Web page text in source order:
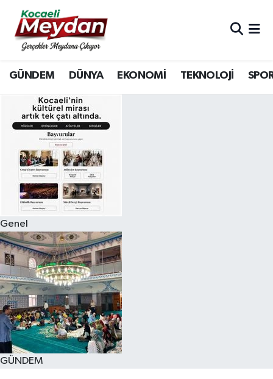
GÜNDEM DÜNYA EKONOMİ TEKNOLOJİ
Genel
GÜNDEM
Nöbetçi Eczaneler
Hava Durumu
Trafik Durumu
Süper Lig Puan Durumu ve Fikstür
Tüm Manşetler
Son Dakika Haberleri
Haber Arşivi